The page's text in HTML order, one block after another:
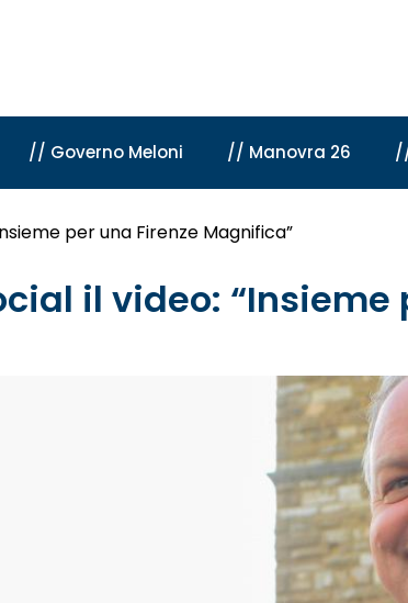
// Governo Meloni // Manovra 26
per una Firenze Magnifica”
il video: